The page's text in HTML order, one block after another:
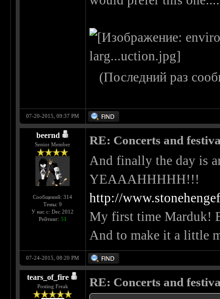
(Последний раз
07-20-2015, 09:37 PM
beernd
Senior Member
Сообщений: 314
Темы: 9
У нас с: Dec 2012
Рейтинг: 51
RE: Concerts and
And finally the day is
YEAAAHHHHH!!!
http://
My first time Marduk!
And to make it a little
07-24-2015, 08:20 PM
tears_of_fire
Posting Freak RE: Concerts and